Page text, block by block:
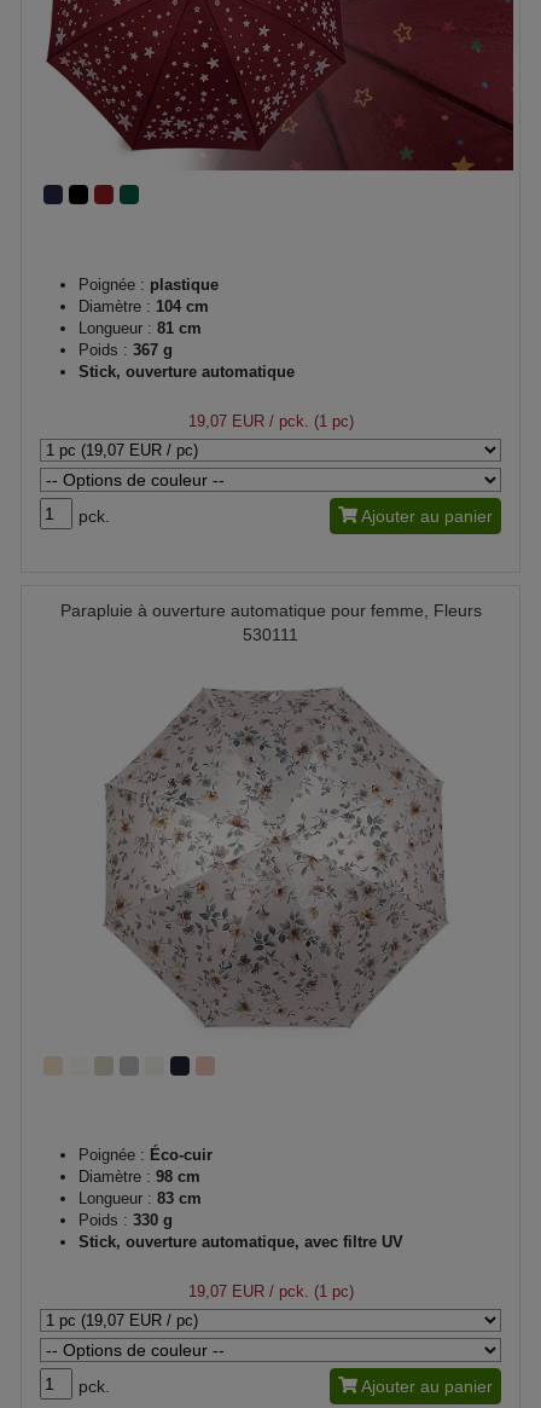
Poignée : plastique
Diamètre : 104 cm
Longueur : 81 cm
Poids : 367 g
Stick, ouverture automatique
19,07 EUR/ pck. (1 pc)
pck. Ajouter au panier
Parapluie à ouverture automatique pour femme, Fleurs
530111
Poignée : Éco-cuir
Diamètre : 98 cm
Longueur : 83 cm
Poids : 330 g
Stick, ouverture automatique, avec filtre UV
19,07 EUR/ pck. (1 pc)
pck. Ajouter au panier